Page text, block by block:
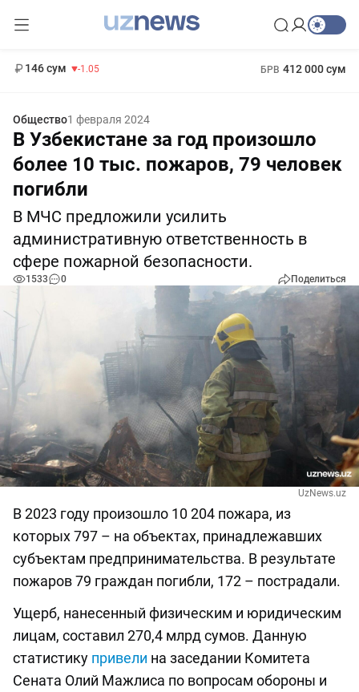
146 сум -1.05 БРВ 412 000 сум
Общество1 февраля 2024
В Узбекистане за год произошло
более 10 тыс. пожаров, 79 человек
погибли
В МЧС предложили усилить
административную ответственность в
сфере пожарной безопасности.
1533 0 Поделиться
UzNews.uz
В 2023 году произошло 10 204 пожара, из
которых 797 – на объектах, принадлежавших
субъектам предпринимательства. В результате
пожаров 79 граждан погибли, 172 – пострадали.
Ущерб, нанесенный физическим и юридическим
лицам, составил 270,4 млрд сумов. Данную
статистику привели на заседании Комитета
Сената Олий Мажлиса по вопросам обороны и